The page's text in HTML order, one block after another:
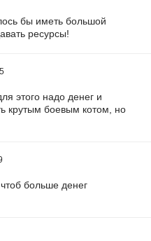
бы иметь большой
ресурсы!
этого надо денег и
крутым боевым котом, но
больше денег